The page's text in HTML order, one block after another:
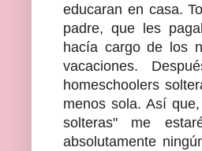
educaran en casa.
padre, que les
hacía cargo de los
vacaciones.
homeschoolers
menos sola. Así
solteras" me
absolutamente